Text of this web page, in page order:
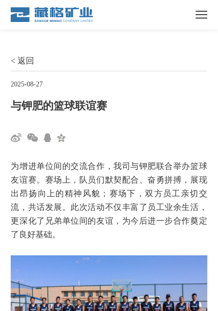
< 返回
2025-08-27
与钾肥的篮球联谊赛
为增进单位间的交流合作，我司与钾肥联合举办篮球
友谊赛。赛场上，队员们默契配合、奋勇拼搏，展现
出昂扬向上的精神风貌；赛场下，双方员工亲切交
流，共话发展。此次活动不仅丰富了员工业余生活，
更深化了兄弟单位间的友谊，为今后进一步合作奠定
了良好基础。